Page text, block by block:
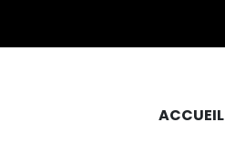
ACCUEIL